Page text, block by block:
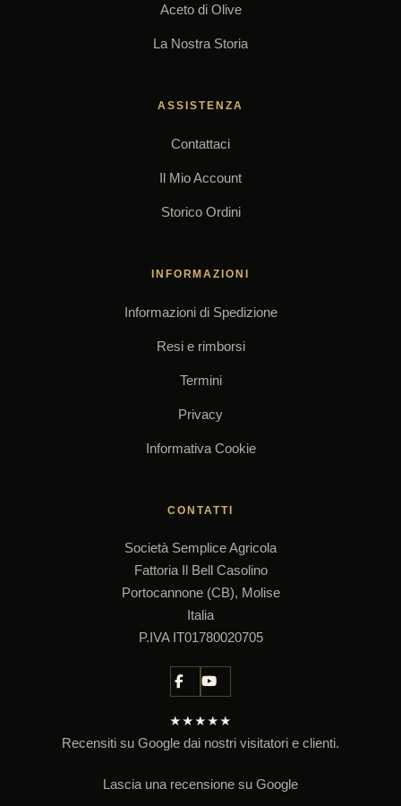
Aceto di Olive
La Nostra Storia
ASSISTENZA
Contattaci
Il Mio Account
Storico Ordini
INFORMAZIONI
Informazioni di Spedizione
Resi e rimborsi
Termini
Privacy
Informativa Cookie
CONTATTI
Società Semplice Agricola
Fattoria Il Bell Casolino
Portocannone (CB), Molise
Italia
P.IVA IT01780020705
★★★★★
Recensiti su Google dai nostri visitatori e clienti.
Lascia una recensione su Google